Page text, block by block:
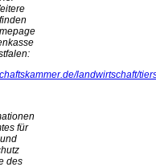
landwirtschaft/
für
des